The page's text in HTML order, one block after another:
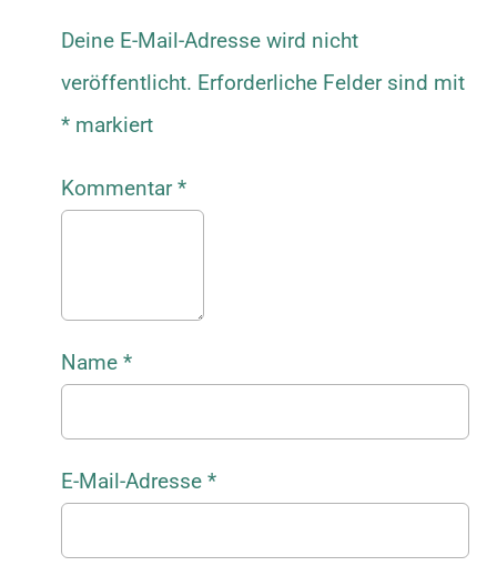
Deine E-Mail-Adresse wird nicht
veröffentlicht. Erforderliche Felder sind mit
* markiert
Kommentar*
Name *
E-Mail-Adresse *